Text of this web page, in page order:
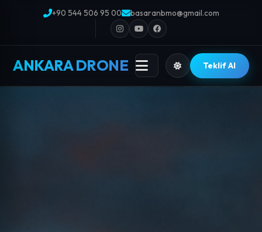
+90 544 506 95 00 basaranbmo@gmail.com
ANKARA DRONE Teklif Al